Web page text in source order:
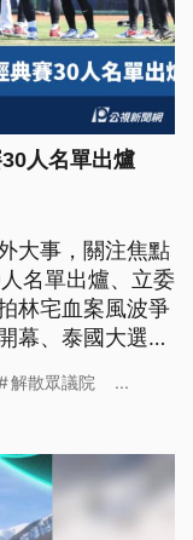
人名單出爐
大事，關注焦點
名單出爐、立委
林宅血案風波爭
幕、泰國大選與
解散眾議院 ...